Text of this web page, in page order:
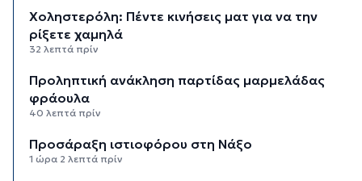
Χοληστερόλη: Πέντε κινήσεις ματ για να την
ρίξετε χαμηλά
32 λεπτά πρίν
Προληπτική ανάκληση παρτίδας μαρμελάδας
φράουλα
40 λεπτά πρίν
Προσάραξη ιστιοφόρου στη Νάξο
1 ώρα 2 λεπτά πρίν